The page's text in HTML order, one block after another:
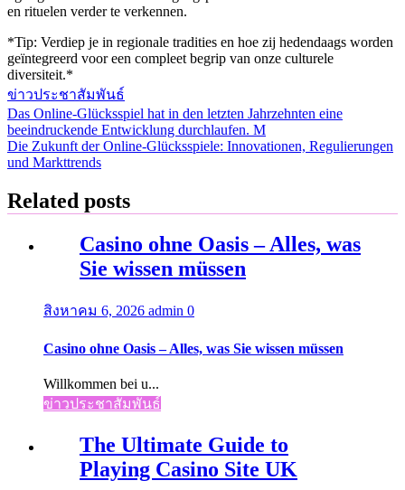
en rituelen verder te verkennen.
*Tip: Verdiep je in regionale tradities en hoe zij hedendaags worden
geïntegreerd voor een compleet begrip van onze culturele
diversiteit.*
ข่าวประชาสัมพันธ์
แนะแนว
เรื่อง
Das Online-Glücksspiel hat in den letzten Jahrzehnten eine
beeindruckende Entwicklung durchlaufen. M
Die Zukunft der Online-Glücksspiele: Innovationen, Regulierungen
und Markttrends
Related posts
Casino ohne Oasis – Alles, was
Sie wissen müssen
สิงหาคม 6, 2026 admin 0
Casino ohne Oasis – Alles, was Sie wissen müssen
Willkommen bei u...
ข่าวประชาสัมพันธ์
The Ultimate Guide to
Playing Casino Site UK